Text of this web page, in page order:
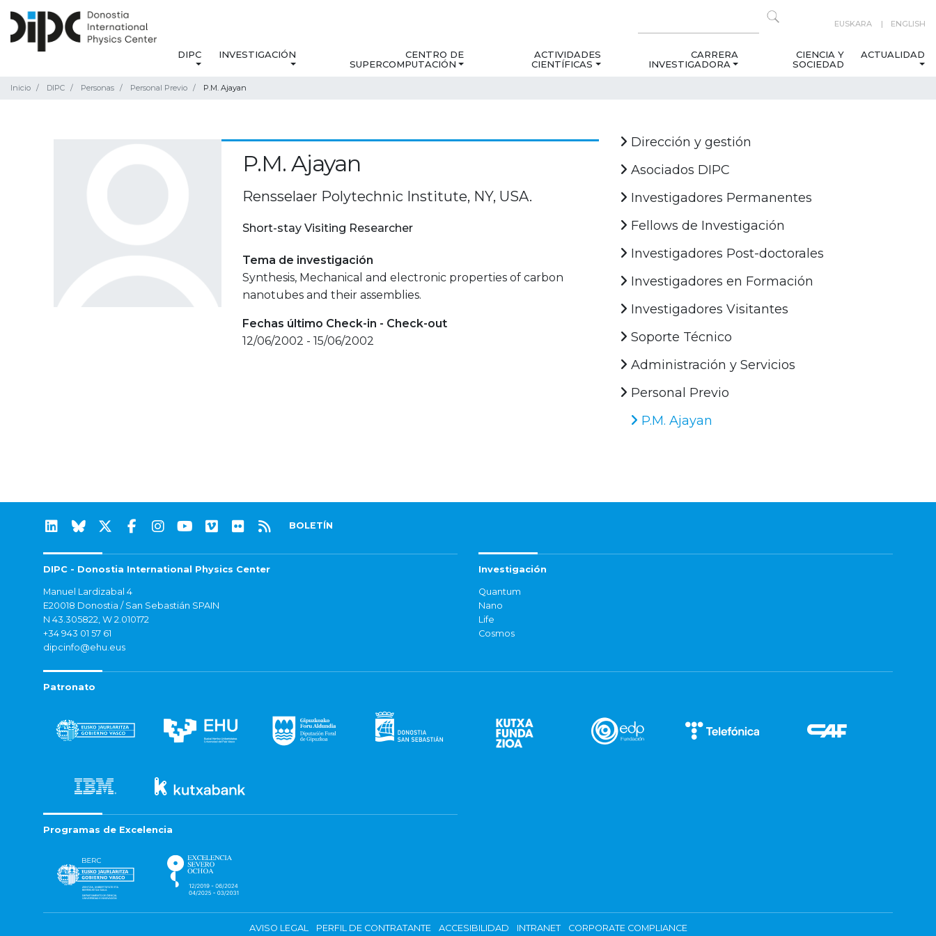
EUSKARA ENGLISH
DIPC INVESTIGACIÓN
CENTRO DE
SUPERCOMPUTACIÓN
ACTIVIDADES
CIENTÍFICAS
CARRERA
INVESTIGADORA
CIENCIA Y
SOCIEDAD
ACTUALIDAD
Inicio DIPC Personas Personal Previo P.M. Ajayan
P.M. Ajayan
Rensselaer Polytechnic Institute, NY, USA.
Short-stay Visiting Researcher
Tema de investigación
Synthesis, Mechanical and electronic properties of carbon
nanotubes and their assemblies.
Fechas último Check-in - Check-out
12/06/2002 - 15/06/2002
Dirección y gestión
Asociados DIPC
Investigadores Permanentes
Fellows de Investigación
Investigadores Post-doctorales
Investigadores en Formación
Investigadores Visitantes
Soporte Técnico
Administración y Servicios
Personal Previo
P.M. Ajayan
BOLETÍN
DIPC - Donostia International Physics Center
Manuel Lardizabal 4
E20018 Donostia / San Sebastián SPAIN
N 43.305822, W 2.010172
+34 943 01 57 61
dipcinfo@ehu.eus
Investigación
Quantum
Nano
Life
Cosmos
Patronato
Programas de Excelencia
AVISO LEGAL PERFIL DE CONTRATANTE ACCESIBILIDAD INTRANET CORPORATE COMPLIANCE